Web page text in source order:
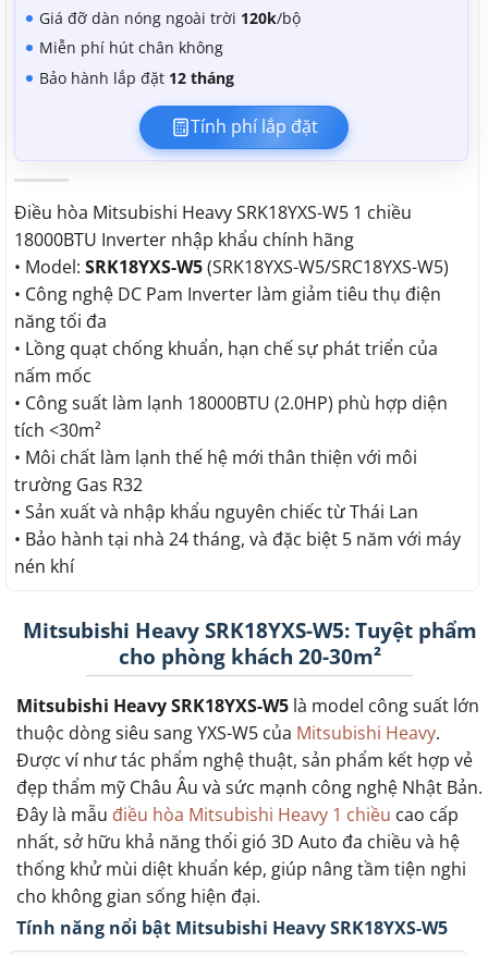
Giá đỡ dàn nóng ngoài trời 120k/bộ
Miễn phí hút chân không
Bảo hành lắp đặt 12 tháng
Tính phí lắp đặt
Điều hòa Mitsubishi Heavy SRK18YXS-W5 1 chiều
18000BTU Inverter nhập khẩu chính hãng
• Model: SRK18YXS-W5(SRK18YXS-W5/SRC18YXS-W5)
• Công nghệ DC Pam Inverter làm giảm tiêu thụ điện
năng tối đa
• Lồng quạt chống khuẩn, hạn chế sự phát triển của
nấm mốc
• Công suất làm lạnh 18000BTU (2.0HP) phù hợp diện
tích <30m²
• Môi chất làm lạnh thế hệ mới thân thiện với môi
trường Gas R32
• Sản xuất và nhập khẩu nguyên chiếc từ Thái Lan
• Bảo hành tại nhà 24 tháng, và đặc biệt 5 năm với máy
nén khí
Mitsubishi Heavy SRK18YXS-W5: Tuyệt phẩm
cho phòng khách 20-30m²
Mitsubishi Heavy SRK18YXS-W5 là model công suất lớn
thuộc dòng siêu sang YXS-W5 của Mitsubishi Heavy.
Được ví như tác phẩm nghệ thuật, sản phẩm kết hợp vẻ
đẹp thẩm mỹ Châu Âu và sức mạnh công nghệ Nhật Bản.
Đây là mẫu điều hòa Mitsubishi Heavy 1 chiều cao cấp
nhất, sở hữu khả năng thổi gió 3D Auto đa chiều và hệ
thống khử mùi diệt khuẩn kép, giúp nâng tầm tiện nghi
cho không gian sống hiện đại.
Tính năng nổi bật Mitsubishi Heavy SRK18YXS-W5